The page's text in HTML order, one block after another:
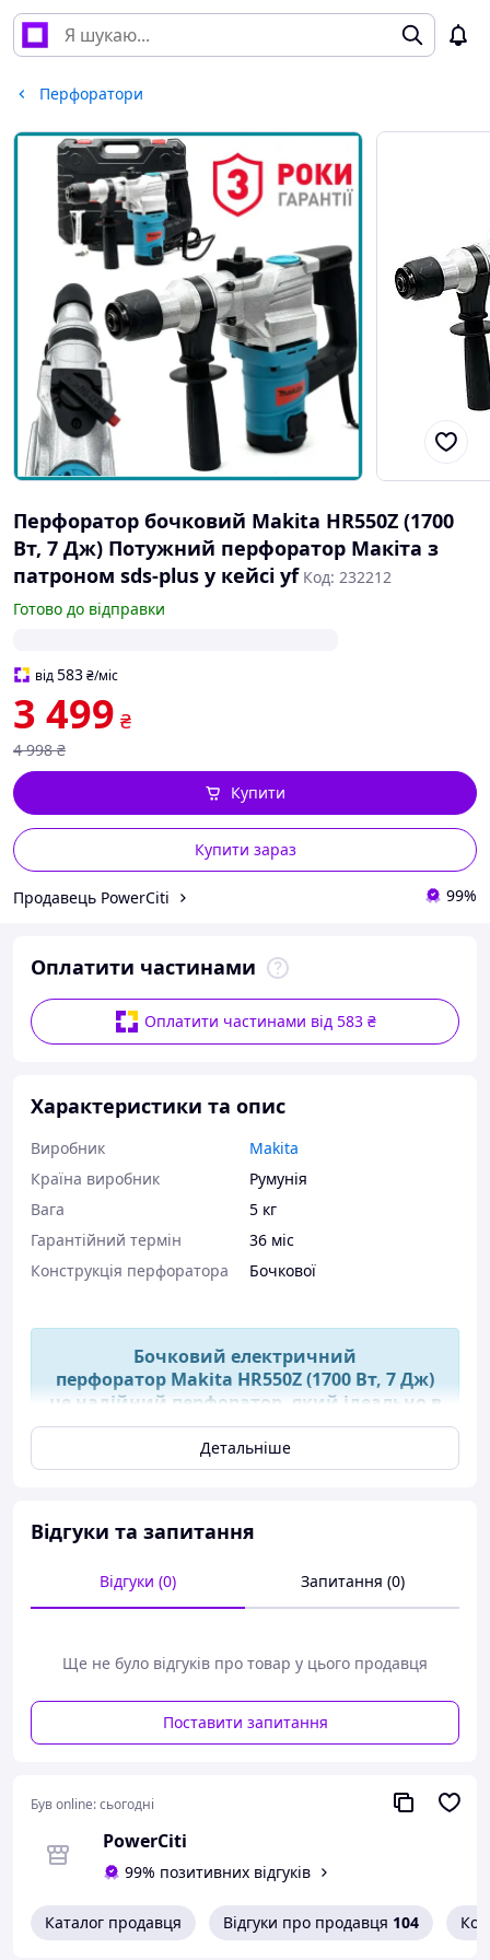
Перфоратори
Перфоратор бочковий Makita HR550Z (1700
Вт, 7 Дж) Потужний перфоратор Макіта з
патроном sds-plus у кейсі yf Код: 232212
Готово до відправки
від583₴/міс
3 499 ₴
4 998 ₴
Купити зараз
Купити
Продавець PowerCiti 99%
Оплатити частинами
Оплатити частинами від 583 ₴
Характеристики та опис
Виробник
Makita
Країна виробник
Румунія
Вага
5 кг
Гарантійний термін
36 міс
Конструкція перфоратора
Бочкової
Бочковий електричний
перфоратор Makita HR550Z (1700 Вт, 7 Дж)
це надійний перфоратор, який ідеально в
собі поєднав потужність і невелику вагу.
Перфоратор Makita HR550Z — — це професійний
матеріалах ( бетон, цегла, кам'яна кладка), а також
Детальніше
Відгуки та запитання
Відгуки (0) Запитання (0)
Ще не було відгуків про товар у цього продавця
Поставити запитання
Був online:сьогодні
PowerCiti
99% позитивних відгуків
Каталог продавця Відгуки про продавця 104